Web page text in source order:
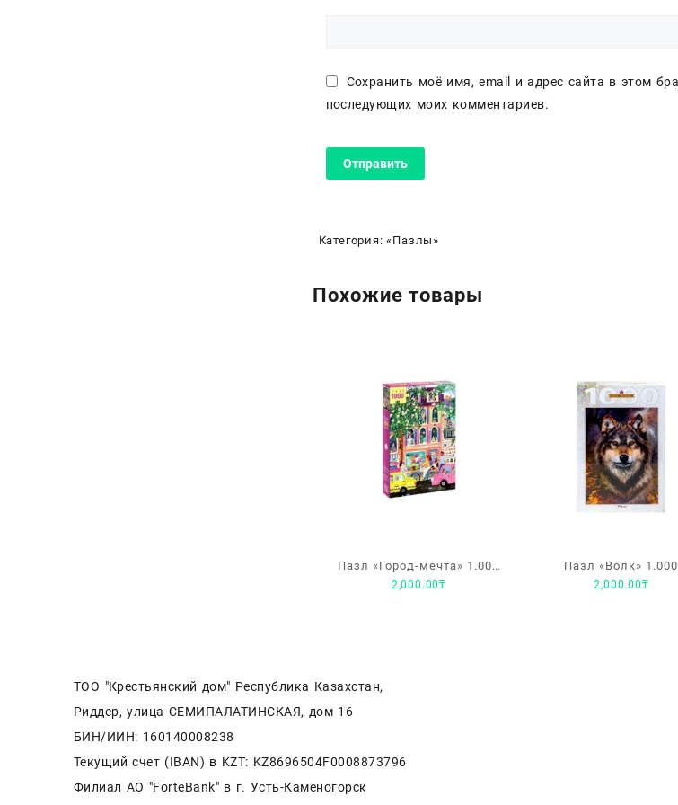
Сохранить моё имя, email и адрес сайта в этом
последующих моих комментариев.
Категория:«Пазлы»
Похожие товары
Пазл «Город-мечта» 1.000
деталей
2,000.00₸
Пазл «Волк» 1.000
элементов
2,000.00₸
ТОО "Крестьянский дом" Республика Казахстан,
Риддер, улица СЕМИПАЛАТИНСКАЯ, дом 16
БИН/ИИН: 160140008238
Текущий счет (IBAN) в KZT: KZ8696504F0008873796
Филиал АО "ForteBank" в г. Усть-Каменогорск